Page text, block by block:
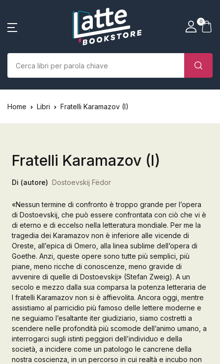
0
SHOP BY CATEGORY
Libri
Case editrici
Bambini
L’Edicola & eventi
Galleria d’Arte
Contattaci
Vicino
Account
Nome utente o email *
Parola d'ordine *
Ricordati
di me
Ha dimenticato la
password?
Registrazione
Creare un account
Vicino
La tua borsa della spesa
(0)
Home Libri Fratelli Karamazov (I)
Fratelli Karamazov (I)
Di (autore) Dostoevskij Fëdor
«Nessun termine di confronto è troppo grande per l’opera
di Dostoevskij, che può essere confrontata con ciò che vi è
di eterno e di eccelso nella letteratura mondiale. Per me la
tragedia dei Karamazov non è inferiore alle vicende di
Oreste, all’epica di Omero, alla linea sublime dell’opera di
Goethe. Anzi, queste opere sono tutte più semplici, più
piane, meno ricche di conoscenze, meno gravide di
avvenire di quelle di Dostoevskij» (Stefan Zweig). A un
secolo e mezzo dalla sua comparsa la potenza letteraria de
I fratelli Karamazov non si è affievolita. Ancora oggi, mentre
assistiamo al parricidio più famoso delle lettere moderne e
ne seguiamo l’esaltante iter giudiziario, siamo costretti a
scendere nelle profondità più scomode dell’animo umano, a
interrogarci sugli istinti peggiori dell’individuo e della
società, a incidere come un patologo le cancrene della
nostra coscienza, in un percorso in cui realtà e incubo non